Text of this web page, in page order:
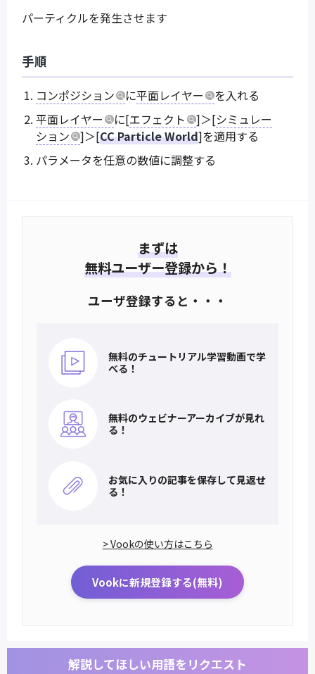
パーティクルを発生させます
手順
コンポジション に平面レイヤー
を入れる
平面レイヤー
に[エフェクト ]＞[シミュレー
ション
]＞[CC Particle World]を適用する
パラメータを任意の数値に調整する
まずは
無料ユーザー登録から！
ユーザ登録すると・・・
無料のチュートリアル学習動画で学
べる！
無料のウェビナーアーカイブが見れ
る！
お気に入りの記事を保存して見返せ
る！
> Vookの使い方はこちら
Vookに新規登録する(無料)
解説してほしい用語をリクエスト